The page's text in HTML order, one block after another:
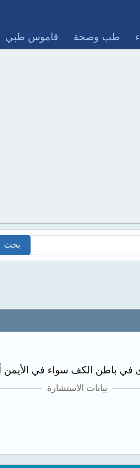
طب وصحة قاموس طبي
في باطن الكف سواء في الأيمن
بيانات الاستشارة